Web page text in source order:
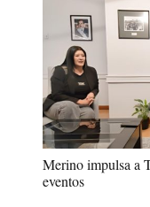
Merino impulsa a
eventos